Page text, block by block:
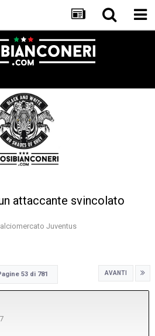
attaccante svincolato
Juventus
AVANTI
53 di 781